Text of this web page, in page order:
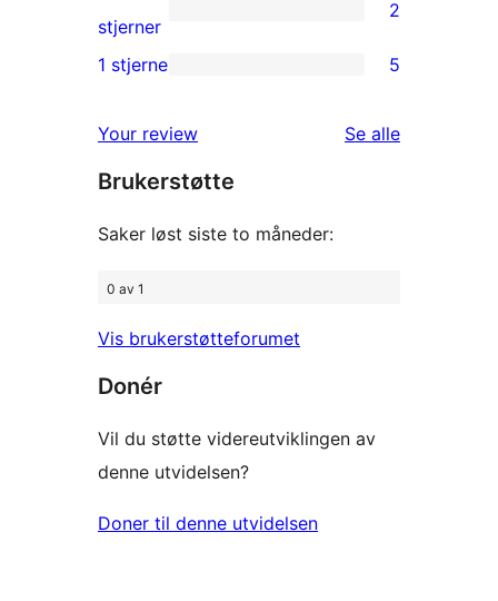
star
reviews
2
2-
reviews
stjerner
2
star
reviews
1 stjerne 5
Your review Se alleomtalene
Brukerstøtte
Saker løst siste to måneder:
0 av 1
Vis brukerstøtteforumet
Donér
Vil du støtte videreutviklingen av
denne utvidelsen?
Doner til denne utvidelsen